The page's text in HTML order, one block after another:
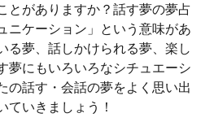
とがありますか？話す夢の夢占
ニケーション」という意味があ
る夢、話しかけられる夢、楽し
夢にもいろいろなシチュエーシ
の話す・会話の夢をよく思い出
ていきましょう！